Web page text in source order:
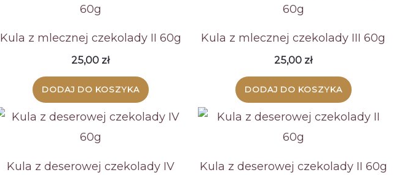
Kula z mlecznej czekolady II 60g
25,00 zł
DODAJ DO KOSZYKA
Kula z mlecznej czekolady III 60g
25,00 zł
DODAJ DO KOSZYKA
Kula z deserowej czekolady IV
Kula z deserowej czekolady II 60g